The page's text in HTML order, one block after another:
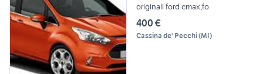
originali ford cmax,fo
400 €
Cassina de' Pecchi(MI)